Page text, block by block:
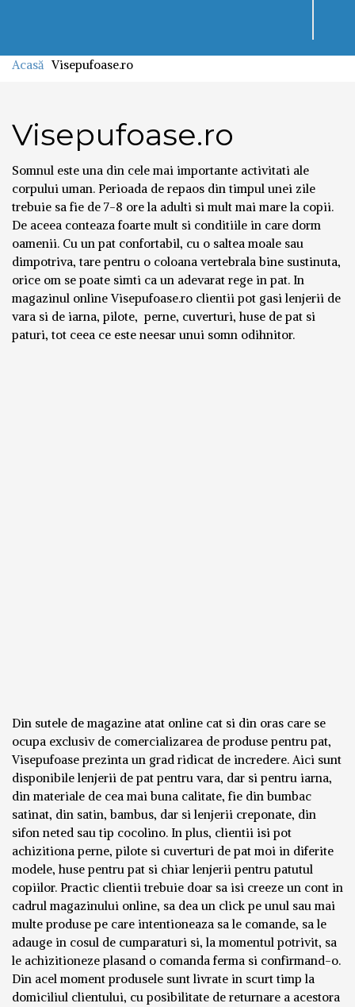
Acasă Visepufoase.ro
Visepufoase.ro
Somnul este una din cele mai importante activitati ale
corpului uman. Perioada de repaos din timpul unei zile
trebuie sa fie de 7-8 ore la adulti si mult mai mare la copii.
De aceea conteaza foarte mult si conditiile in care dorm
oamenii. Cu un pat confortabil, cu o saltea moale sau
dimpotriva, tare pentru o coloana vertebrala bine sustinuta,
orice om se poate simti ca un adevarat rege in pat. In
magazinul online Visepufoase.ro clientii pot gasi lenjerii de
vara si de iarna, pilote, perne, cuverturi, huse de pat si
paturi, tot ceea ce este neesar unui somn odihnitor.
Din sutele de magazine atat online cat si din oras care se
ocupa exclusiv de comercializarea de produse pentru pat,
Visepufoase prezinta un grad ridicat de incredere. Aici sunt
disponibile lenjerii de pat pentru vara, dar si pentru iarna,
din materiale de cea mai buna calitate, fie din bumbac
satinat, din satin, bambus, dar si lenjerii creponate, din
sifon neted sau tip cocolino. In plus, clientii isi pot
achizitiona perne, pilote si cuverturi de pat moi in diferite
modele, huse pentru pat si chiar lenjerii pentru patutul
copiilor. Practic clientii trebuie doar sa isi creeze un cont in
cadrul magazinului online, sa dea un click pe unul sau mai
multe produse pe care intentioneaza sa le comande, sa le
adauge in cosul de cumparaturi si, la momentul potrivit, sa
le achizitioneze plasand o comanda ferma si confirmand-o.
Din acel moment produsele sunt livrate in scurt timp la
domiciliul clientului, cu posibilitate de returnare a acestora